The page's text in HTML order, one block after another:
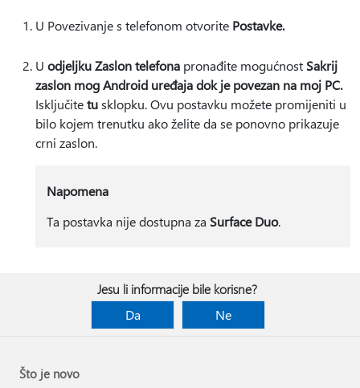
U Povezivanje s telefonom otvorite Postavke.
U odjeljku Zaslon telefona pronađite mogućnost Sakrij
zaslon mog Android uređaja dok je povezan na moj PC.
Isključitetusklopku. Ovu postavku možete promijeniti u
bilo kojem trenutku ako želite da se ponovno prikazuje
crni zaslon.
Napomena
Ta postavka nije dostupna za Surface Duo.
Jesu li informacije bile korisne?
Da
Ne
Što je novo